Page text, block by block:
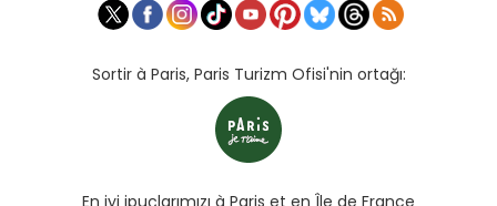
Sortir à Paris, Paris Turizm Ofisi'nin ortağı: